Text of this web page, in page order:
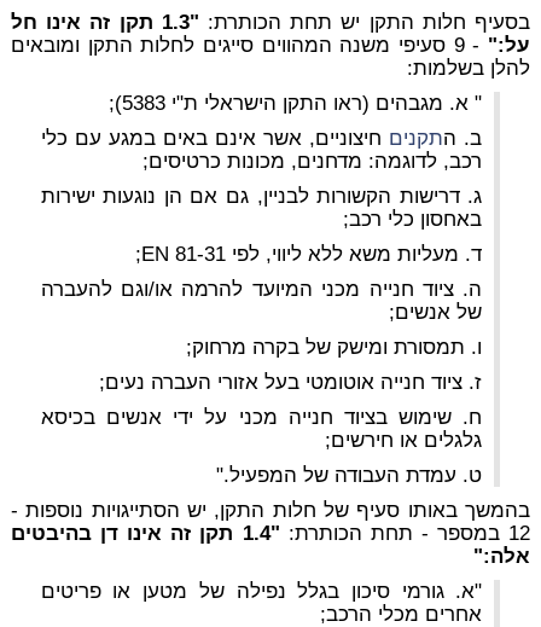
בסעיף חלות התקן יש תחת הכותרת:
"1.3 תקן זה אינו חל
על:"
- 9 סעיפי משנה המהווים סייגים לחלות התקן ומובאים
להלן בשלמות:
" א. מגבהים (ראו התקן הישראלי ת"י 5383);
ב. התקנים חיצוניים, אשר אינם באים במגע עם כלי
רכב, לדוגמה: מדחנים, מכונות כרטיסים;
ג. דרישות הקשורות לבניין, גם אם הן נוגעות ישירות
באחסון כלי רכב;
ד. מעליות משא ללא ליווי, לפי EN 81-31;
ה. ציוד חנייה מכני המיועד להרמה או/וגם להעברה
של אנשים;
ו. תמסורת ומישק של בקרה מרחוק;
ז. ציוד חנייה אוטומטי בעל אזורי העברה נעים;
ח. שימוש בציוד חנייה מכני על ידי אנשים בכיסא
גלגלים או חירשים;
ט. עמדת העבודה של המפעיל."
בהמשך באותו סעיף של חלות התקן, יש הסתייגויות נוספות -
12 במספר - תחת הכותרת:
"1.4 תקן זה אינו דן בהיבטים
אלה:"
"א. גורמי סיכון בגלל נפילה של מטען או פריטים
אחרים מכלי הרכב;